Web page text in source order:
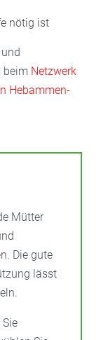
nötig ist
beim Netzwerk
Hebammen-
Mütter
Die gute
lässt